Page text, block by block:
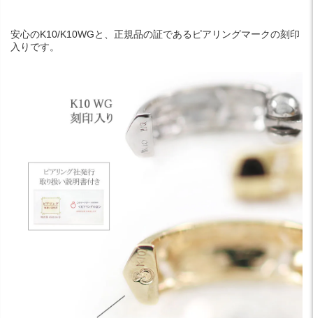
安心のK10/K10WGと、正規品の証であるピアリングマークの刻印
入りです。